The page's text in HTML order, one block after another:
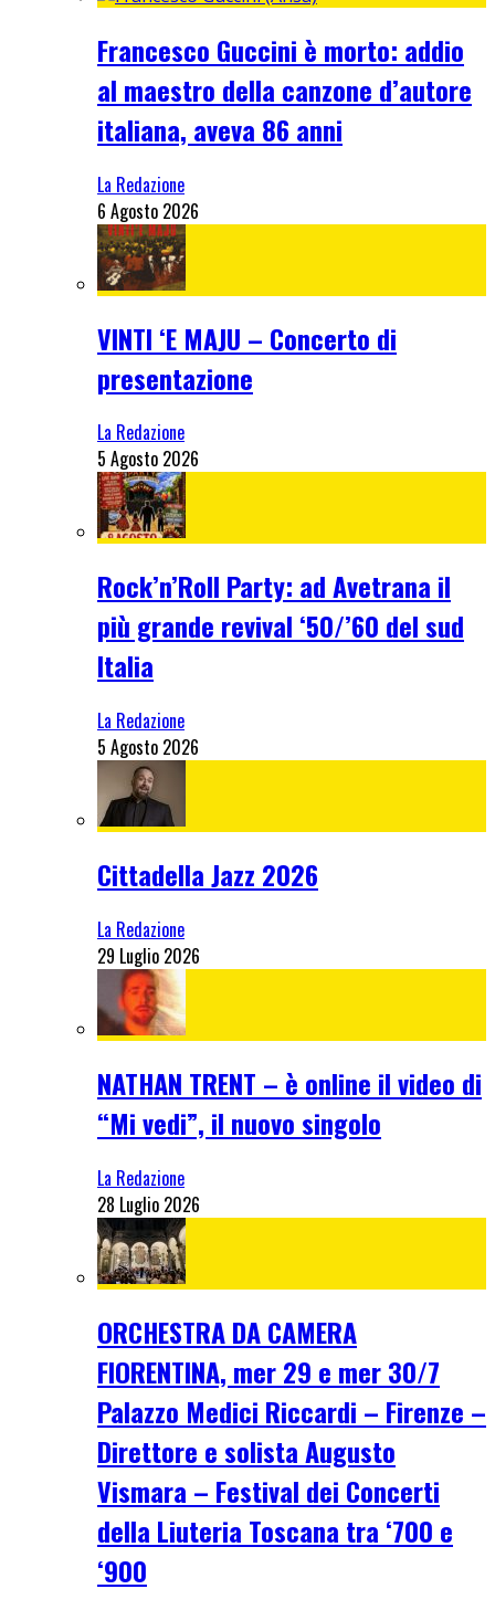
Francesco Guccini è morto: addio
al maestro della canzone d’autore
italiana, aveva 86 anni
La Redazione
6 Agosto 2026
VINTI ‘E MAJU – Concerto di
presentazione
La Redazione
5 Agosto 2026
Rock’n’Roll Party: ad Avetrana il
più grande revival ‘50/’60 del sud
Italia
La Redazione
5 Agosto 2026
Cittadella Jazz 2026
La Redazione
29 Luglio 2026
NATHAN TRENT – è online il video di
“Mi vedi”, il nuovo singolo
La Redazione
28 Luglio 2026
ORCHESTRA DA CAMERA
FIORENTINA, mer 29 e mer 30/7
Palazzo Medici Riccardi – Firenze –
Direttore e solista Augusto
Vismara – Festival dei Concerti
della Liuteria Toscana tra ‘700 e
‘900